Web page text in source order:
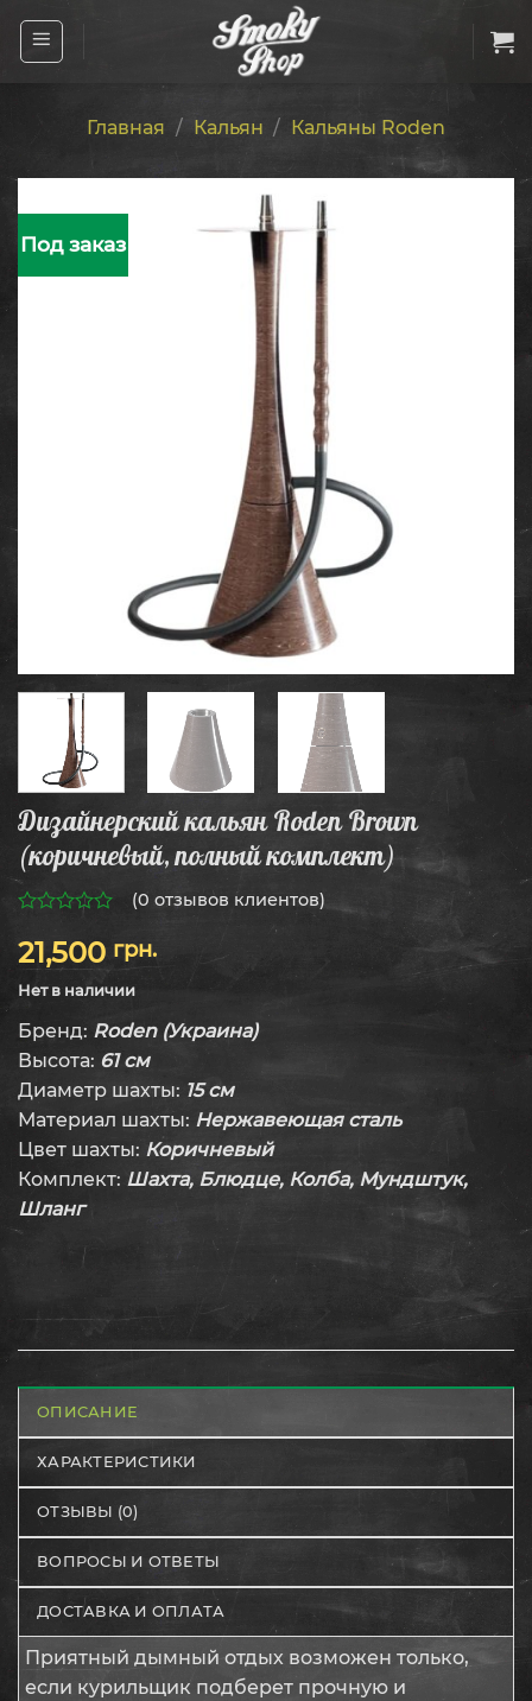
Главная / Кальян / Кальяны Roden
Под заказ
Дизайнерский кальян Roden Brown
(коричневый, полный комплект)
из
5
(0 отзывов клиентов)
21,500 грн.
Нет в наличии
Бренд: Roden (Украина)
Высота: 61 см
Диаметр шахты: 15 см
Материал шахты: Нержавеющая сталь
Цвет шахты: Коричневый
Комплект: Шахта, Блюдце, Колба, Мундштук,
Шланг
ОПИСАНИЕ
ХАРАКТЕРИСТИКИ
ОТЗЫВЫ (0)
ВОПРОСЫ И ОТВЕТЫ
ДОСТАВКА И ОПЛАТА
Приятный дымный отдых возможен только,
если курильщик подберет прочную и